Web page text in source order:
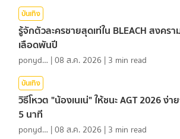
บันเทิง
รู้จักตัวละครชายสุดเท่ใน BLEACH สงครา
เลือดพันปี
ponydiary |08 ส.ค. 2026 | 3 min read
บันเทิง
วิธีโหวต "น้องเนเน่" ให้ชนะ AGT 2026 ง่า
5 นาที
ponydiary |08 ส.ค. 2026 | 3 min read